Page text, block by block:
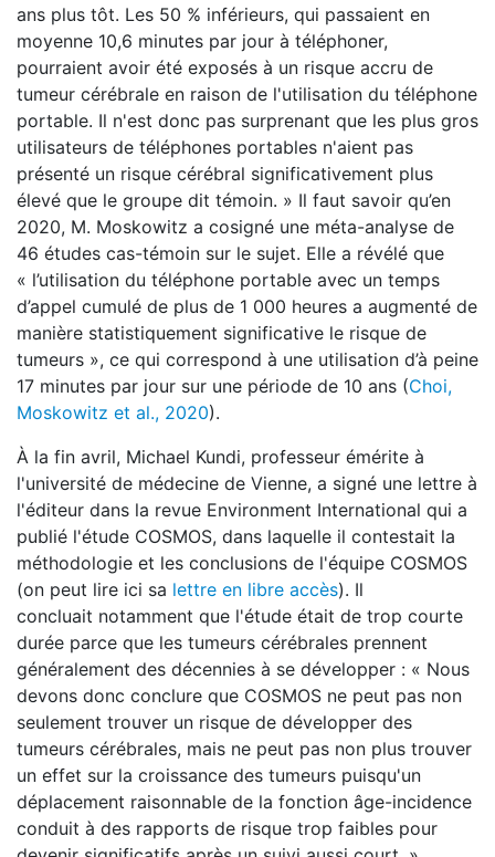
ans plus tôt. Les 50 % inférieurs, qui passaient en
moyenne 10,6 minutes par jour à téléphoner,
pourraient avoir été exposés à un risque accru de
tumeur cérébrale en raison de l'utilisation du téléphone
portable. Il n'est donc pas surprenant que les plus gros
utilisateurs de téléphones portables n'aient pas
présenté un risque cérébral significativement plus
élevé que le groupe dit témoin. » Il faut savoir qu’en
2020, M. Moskowitz a cosigné une méta-analyse de
46 études cas-témoin sur le sujet. Elle a révélé que
« l’utilisation du téléphone portable avec un temps
d’appel cumulé de plus de 1 000 heures a augmenté de
manière statistiquement significative le risque de
tumeurs », ce qui correspond à une utilisation d’à peine
17 minutes par jour sur une période de 10 ans (Choi,
Moskowitz et al., 2020).
À la fin avril, Michael Kundi, professeur émérite à
l'université de médecine de Vienne, a signé une lettre à
l'éditeur dans la revue Environment International qui a
publié l'étude COSMOS, dans laquelle il contestait la
méthodologie et les conclusions de l'équipe COSMOS
(on peut lire ici sa lettre en libre accès). Il
concluait notamment que l'étude était de trop courte
durée parce que les tumeurs cérébrales prennent
généralement des décennies à se développer : « Nous
devons donc conclure que COSMOS ne peut pas non
seulement trouver un risque de développer des
tumeurs cérébrales, mais ne peut pas non plus trouver
un effet sur la croissance des tumeurs puisqu'un
déplacement raisonnable de la fonction âge-incidence
conduit à des rapports de risque trop faibles pour